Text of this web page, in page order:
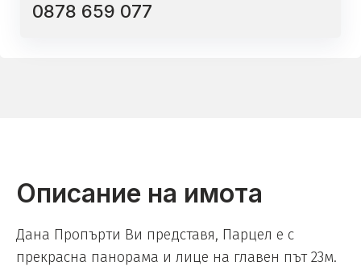
0878 659 077
Описание на имота
Дана Пропърти Ви представя, Парцел е с
прекрасна панорама и лице на главен път 23м.